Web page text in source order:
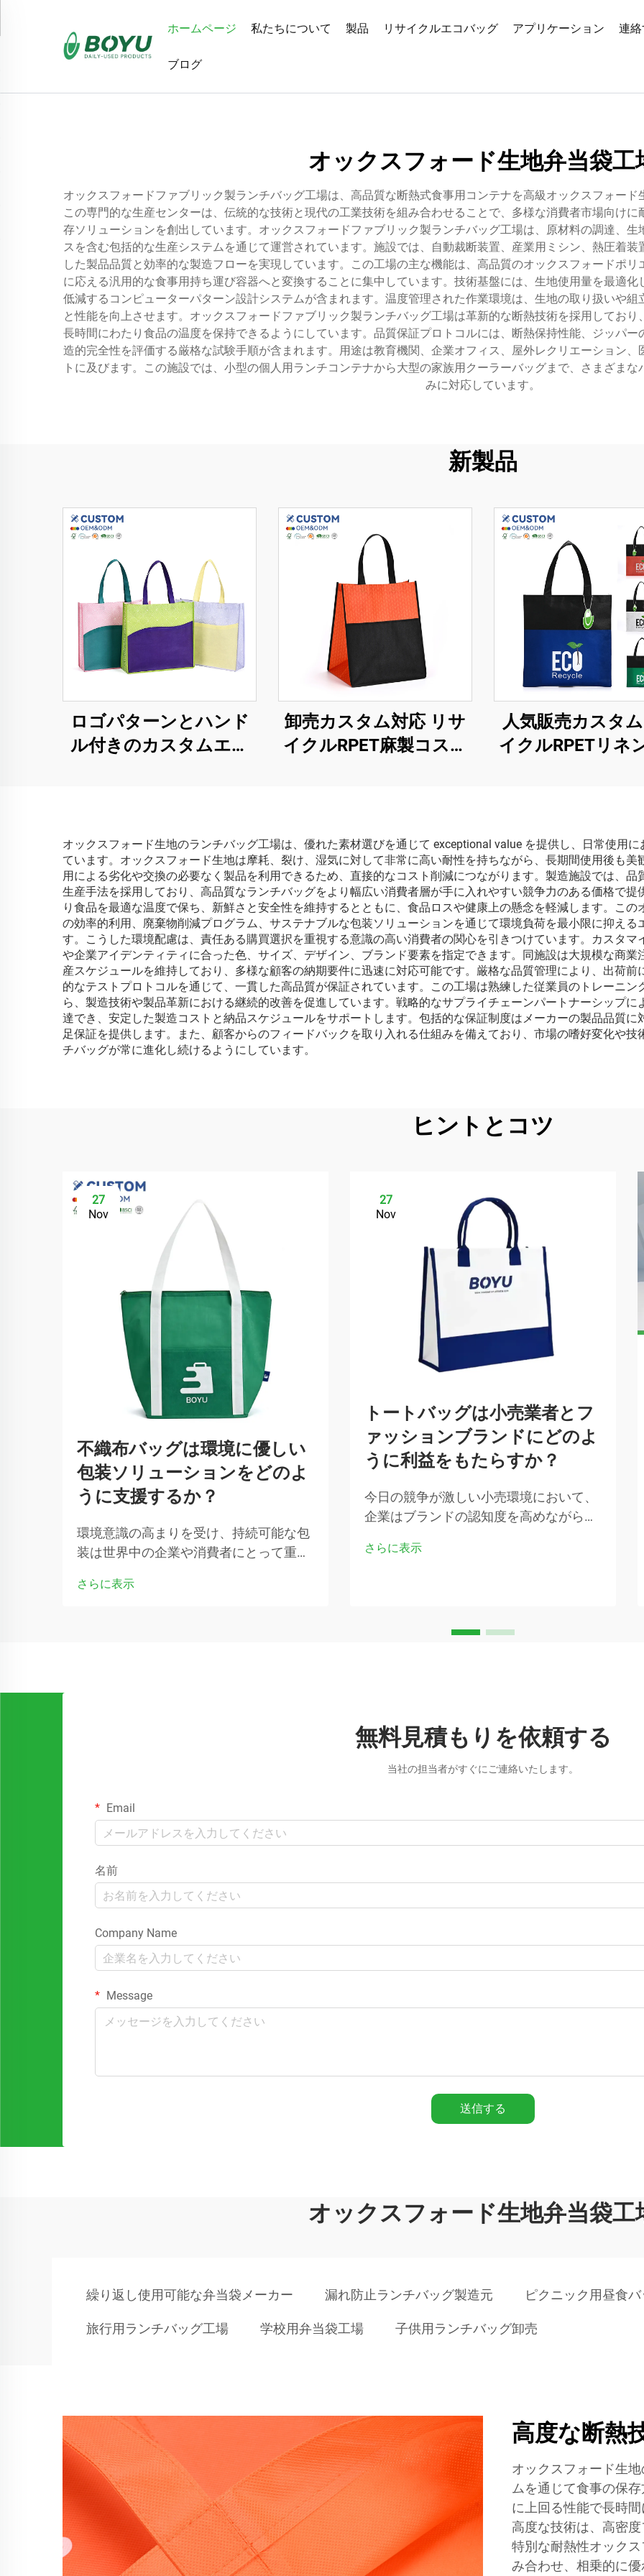
ホームページ 私たちについて 製品 リサイクルエコバッグ アプリケーション 連絡
ブログ
オックスフォード生地弁当袋工
オックスフォードファブリック製ランチバッグ工場は、高品質な断熱式食事用コンテナを高級オックスフォード
この専門的な生産センターは、伝統的な技術と現代の工業技術を組み合わせることで、多様な消費者市場向け
存ソリューションを創出しています。オックスフォードファブリック製ランチバッグ工場は、原材料の調達、
スを含む包括的な生産システムを通じて運営されています。施設では、自動裁断装置、産業用ミシン、熱圧着
した製品品質と効率的な製造フローを実現しています。この工場の主な機能は、高品質のオックスフォードポ
に応える汎用的な食事用持ち運び容器へと変換することに集中しています。技術基盤には、生地使用量を最適
低減するコンピューターパターン設計システムが含まれます。温度管理された作業環境は、生地の取り扱いや
と性能を向上させます。オックスフォードファブリック製ランチバッグ工場は革新的な断熱技術を採用しており
長時間にわたり食品の温度を保持できるようにしています。品質保証プロトコルには、断熱保持性能、ジッパ
造的完全性を評価する厳格な試験手順が含まれます。用途は教育機関、企業オフィス、屋外レクリエーション
トに及びます。この施設では、小型の個人用ランチコンテナから大型の家族用クーラーバッグまで、さまざま
みに対応しています。
新製品
ロゴパターンとハンド
ル付きのカスタムエコ
ブンデザイン
卸売カスタム対応 リサ
イクルRPET麻製コスメ
工済み 人気商品
人気販売カスタ
イクルRPETリネ
しい人気商品
オックスフォード生地のランチバッグ工場は、優れた素材選びを通じて exceptional value を提供し、日常使用
ています。オックスフォード生地は摩耗、裂け、湿気に対して非常に高い耐性を持ちながら、長期間使用後も
用による劣化や交換の必要なく製品を利用できるため、直接的なコスト削減につながります。製造施設では、
生産手法を採用しており、高品質なランチバッグをより幅広い消費者層が手に入れやすい競争力のある価格で
り食品を最適な温度で保ち、新鮮さと安全性を維持するとともに、食品ロスや健康上の懸念を軽減します。こ
の効率的利用、廃棄物削減プログラム、サステナブルな包装ソリューションを通じて環境負荷を最小限に抑える
す。こうした環境配慮は、責任ある購買選択を重視する意識の高い消費者の関心を引きつけています。カスタ
や企業アイデンティティに合った色、サイズ、デザイン、ブランド要素を指定できます。同施設は大規模な商
産スケジュールを維持しており、多様な顧客の納期要件に迅速に対応可能です。厳格な品質管理により、出荷
的なテストプロトコルを通じて、一貫した高品質が保証されています。この工場は熟練した従業員のトレーニ
ら、製造技術や製品革新における継続的改善を促進しています。戦略的なサプライチェーンパートナーシップ
達でき、安定した製造コストと納品スケジュールをサポートします。包括的な保証制度はメーカーの製品品質
足保証を提供します。また、顧客からのフィードバックを取り入れる仕組みを備えており、市場の嗜好変化や
チバッグが常に進化し続けるようにしています。
ヒントとコツ
27
Nov
不織布バッグは環境に優しい
包装ソリューションをどのよ
うに支援するか？
環境意識の高まりを受け、持続可能な包
装は世界中の企業や消費者にとって重要
ンフットプリントを削減できる従来のプ
さらに表示
27
Nov
トートバッグは小売業者とフ
ァッションブランドにどのよ
うに利益をもたらすか？
今日の競争が激しい小売環境において、
企業はブランドの認知度を高めながら顧
法を常に模索しています。シンプルなト
さらに表示
無料見積もりを依頼する
当社の担当者がすぐにご連絡いたします。
Email
名前
Company Name
Message
送信する
オックスフォード生地弁当袋工
繰り返し使用可能な弁当袋メーカー 漏れ防止ランチバッグ製造元 ピクニック用昼食
旅行用ランチバッグ工場 学校用弁当袋工場 子供用ランチバッグ卸売
高度な断熱
オックスフォード生
ムを通じて食事の保
に上回る性能で長時
高度な技術は、高密
特別な耐熱性オック
み合わせ、相乗的に